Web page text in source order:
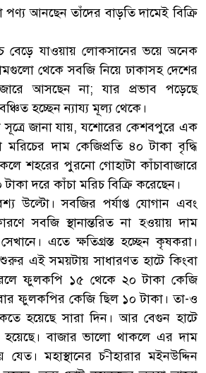
পণ্য আনছেন তাঁদের বাড়তি দামেই বিক্রি
বেড়ে যাওয়ায় লোকসানের ভয়ে অনেক
থেকে সবজি নিয়ে ঢাকাসহ দেশের
আসছেন না; যার প্রভাব পড়েছে
হচ্ছেন ন্যায্য মূল্য থেকে।
সূত্রে জানা যায়, যশোরের কেশবপুরে এক
মরিচের দাম কেজিপ্রতি ৪০ টাকা বৃদ্ধি
শহরের পুরনো গোহাটা কাঁচাবাজারে
দরে কাঁচা মরিচ বিক্রি করেছেন।
উল্টো। সবজির পর্যাপ্ত যোগান এবং
সবজি স্থানান্তরিত না হওয়ায় দাম
এতে ক্ষতিগ্রস্ত হচ্ছেন কৃষকরা।
এই সময়টায় সাধারণত হাটে কিংবা
ফুলকপি ১৫ থেকে ২০ টাকা কেজি
ফুলকপির কেজি ছিল ১০ টাকা। তা-ও
হয়েছে সারা দিন। আর বেগুন হাটে
হয়েছে। বাজার ভালো থাকলে এর দাম
মহাস্থানের চ-ীহারার মইনউদ্দিন